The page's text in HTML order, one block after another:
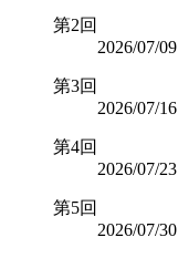
第2回
2026/07/09
第3回
2026/07/16
第4回
2026/07/23
第5回
2026/07/30